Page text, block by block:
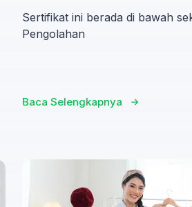
Sertifikat ini berada di bawah
Pengolahan
Baca Selengkapnya